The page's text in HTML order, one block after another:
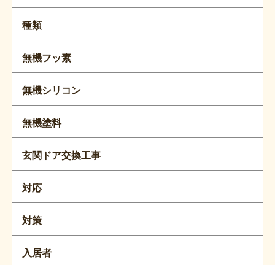
種類
無機フッ素
無機シリコン
無機塗料
玄関ドア交換工事
対応
対策
入居者